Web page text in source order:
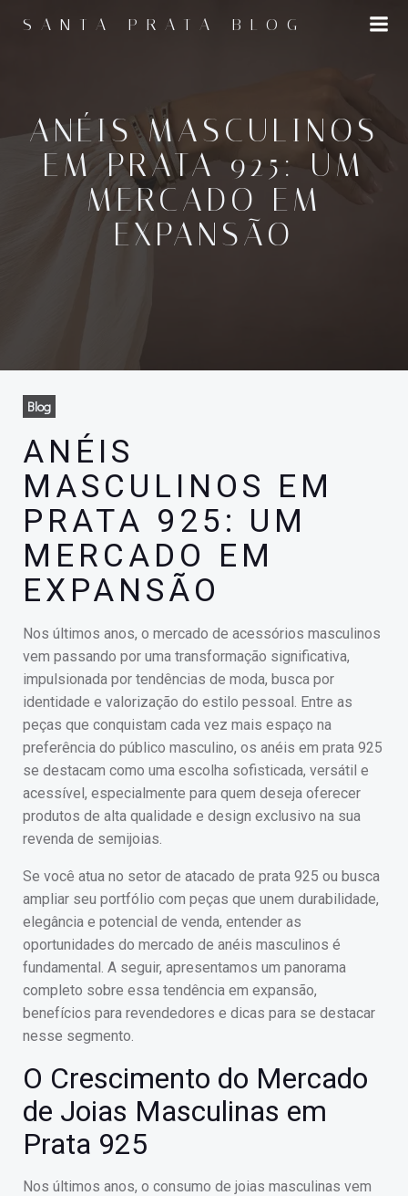
para
SANTA PRATA BLOG
ANÉIS MASCULINOS
EM PRATA 925: UM
MERCADO EM
EXPANSÃO
Blog
ANÉIS
MASCULINOS EM
PRATA 925: UM
MERCADO EM
EXPANSÃO
Nos últimos anos, o mercado de acessórios masculinos
vem passando por uma transformação significativa,
impulsionada por tendências de moda, busca por
identidade e valorização do estilo pessoal. Entre as
peças que conquistam cada vez mais espaço na
preferência do público masculino, os anéis em prata 925
se destacam como uma escolha sofisticada, versátil e
acessível, especialmente para quem deseja oferecer
produtos de alta qualidade e design exclusivo na sua
revenda de semijoias.
Se você atua no setor de atacado de prata 925 ou busca
ampliar seu portfólio com peças que unem durabilidade,
elegância e potencial de venda, entender as
oportunidades do mercado de anéis masculinos é
fundamental. A seguir, apresentamos um panorama
completo sobre essa tendência em expansão,
benefícios para revendedores e dicas para se destacar
nesse segmento.
O Crescimento do Mercado
de Joias Masculinas em
Prata 925
Nos últimos anos, o consumo de joias masculinas vem